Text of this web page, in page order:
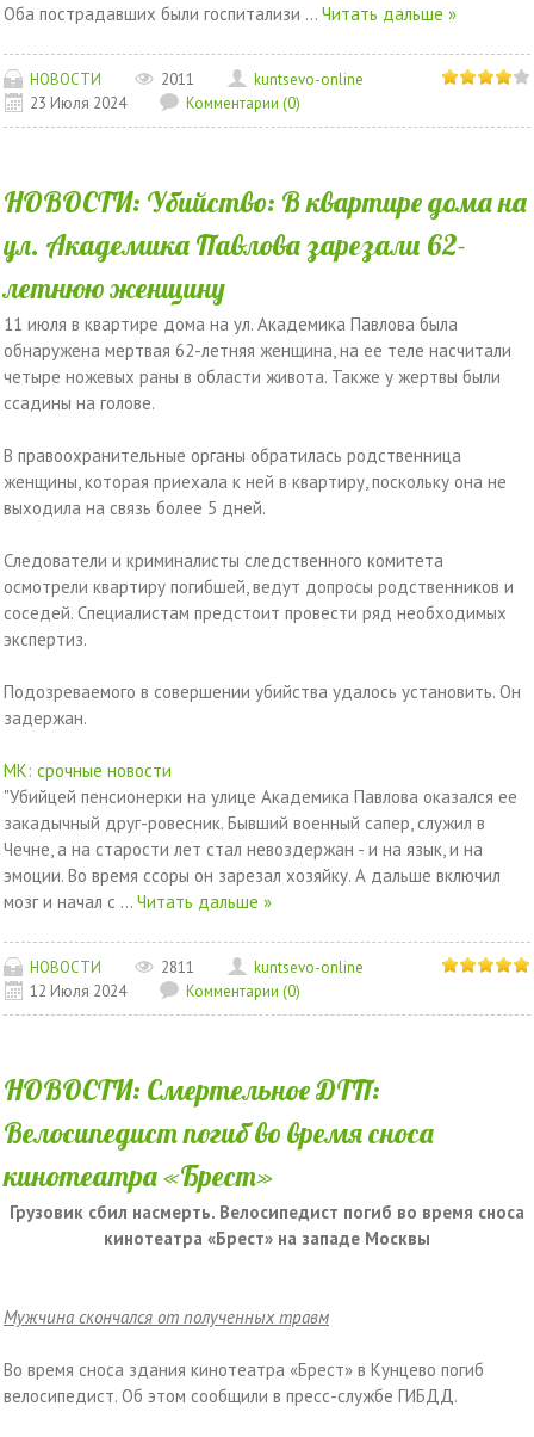
Оба пострадавших были госпитализи ... Читать дальше »
НОВОСТИ 2011
kuntsevo-online
23 Июля 2024
Комментарии (0)
НОВОСТИ: Убийство: В квартире дома на
ул. Академика Павлова зарезали 62-
летнюю женщину
11 июля в квартире дома на ул. Академика Павлова была
обнаружена мертвая 62-летняя женщина, на ее теле насчитали
четыре ножевых раны в области живота. Также у жертвы были
ссадины на голове.
В правоохранительные органы обратилась родственница
женщины, которая приехала к ней в квартиру, поскольку она не
выходила на связь более 5 дней.
Следователи и криминалисты следственного комитета
осмотрели квартиру погибшей, ведут допросы родственников и
соседей. Специалистам предстоит провести ряд необходимых
экспертиз.
Подозреваемого в совершении убийства удалось установить. Он
задержан.
МК: срочные новости
"Убийцей пенсионерки на улице Академика Павлова оказался ее
закадычный друг-ровесник. Бывший военный сапер, служил в
Чечне, а на старости лет стал невоздержан - и на язык, и на
эмоции. Во время ссоры он зарезал хозяйку. А дальше включил
мозг и начал с ... Читать дальше »
НОВОСТИ 2811
kuntsevo-online
12 Июля 2024
Комментарии (0)
НОВОСТИ: Смертельное ДТП:
Велосипедист погиб во время сноса
кинотеатра «Брест»
Грузовик сбил насмерть. Велосипедист погиб во время сноса
кинотеатра «Брест» на западе Москвы
Мужчина скончался от полученных травм
Во время сноса здания кинотеатра «Брест» в Кунцево погиб
велосипедист. Об этом сообщили в пресс-службе ГИБДД.